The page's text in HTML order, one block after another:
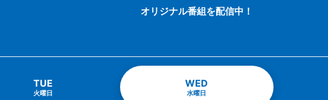
オリジナル番組を配信中！
TUE
火曜日
WED
水曜日